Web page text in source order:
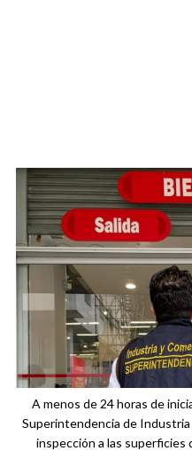
A menos de 24 horas de
Superintendencia de
inspección a las superficies